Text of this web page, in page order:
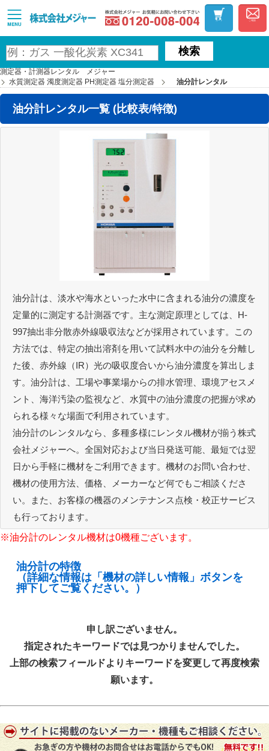
MAJOR
お気軽にお問
カート ご相談
検索
測定器・計測器レンタル メジャー
水質測定器 濁度測定器 PH測定器 塩分測定器
油分計レンタル
油分計レンタル一覧 (比較表/特徴)
油分計は、淡水や海水といった水中に含まれる油分の濃度を
定量的に測定する計測器です。主な測定原理としては、H-
997抽出非分散赤外線吸収法などが採用されています。この
方法では、特定の抽出溶剤を用いて試料水中の油分を分離し
た後、赤外線（IR）光の吸収度合いから油分濃度を算出しま
す。油分計は、工場や事業場からの排水管理、環境アセスメ
ント、海洋汚染の監視など、水質中の油分濃度の把握が求め
られる様々な場面で利用されています。
油分計のレンタルなら、多種多様にレンタル機材が揃う株式
会社メジャーへ。全国対応および当日発送可能、最短では翌
日から手軽に機材をご利用できます。機材のお問い合わせ、
機材の使用方法、価格、メーカーなど何でもご相談くださ
い。また、お客様の機器のメンテナンス点検・校正サービス
も行っております。
※油分計のレンタル機材は0機種ございます。
油分計の特徴
（詳細な情報は「機材の詳しい情報」ボタンを
押下してご覧ください。）
申し訳ございません。
指定されたキーワードでは見つかりませんでした。
上部の検索フィールドよりキーワードを変更して再度検索
願います。